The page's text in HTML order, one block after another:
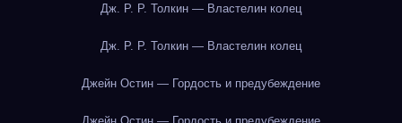
Дж. Р. Р. Толкин — Властелин колец
Дж. Р. Р. Толкин — Властелин колец
Джейн Остин — Гордость и предубеждение